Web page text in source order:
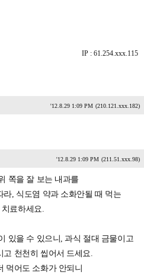
IP : 61.254.xxx.115
'12.8.29 1:09 PM (210.121.xxx.182)
'12.8.29 1:09 PM (211.51.xxx.98)
쪽을 잘 보는 내과를
, 식도염 약과 소화안될 때 먹는
료하세요.
있을 수 있으니, 과식 절대 금물이고
고 천천히 씹어서 드세요.
먹어도 소화가 안되니